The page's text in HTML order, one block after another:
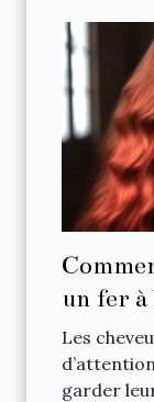
un fer à
Les
garder